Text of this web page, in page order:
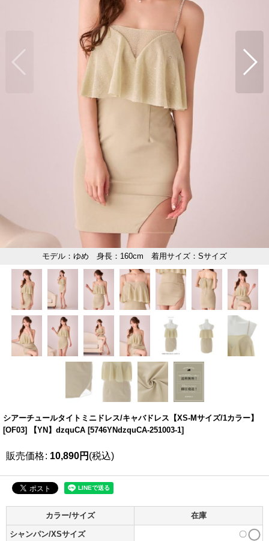
シアーチュールタイトミニドレス/キャバドレス【XS-Mサイズ/1カラー】
[OF03] 【YN】dzquCA [5746YNdzquCA-251003-1]
販売価格: 10,890円 (税込)
カラー/サイズ 在庫
シャンパン/XSサイズ 〇